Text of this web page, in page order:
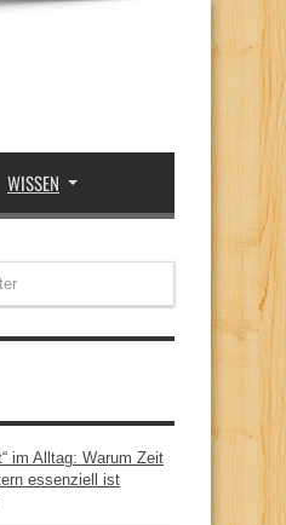
WISSEN
im Alltag: Warum Zeit
essenziell ist